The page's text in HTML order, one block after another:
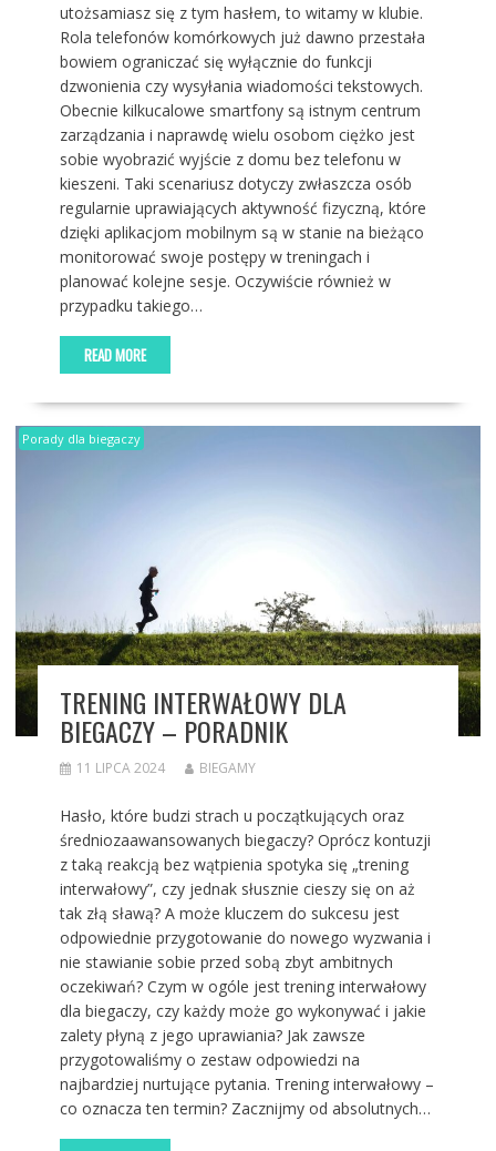
utożsamiasz się z tym hasłem, to witamy w klubie.
Rola telefonów komórkowych już dawno przestała
bowiem ograniczać się wyłącznie do funkcji
dzwonienia czy wysyłania wiadomości tekstowych.
Obecnie kilkucalowe smartfony są istnym centrum
zarządzania i naprawdę wielu osobom ciężko jest
sobie wyobrazić wyjście z domu bez telefonu w
kieszeni. Taki scenariusz dotyczy zwłaszcza osób
regularnie uprawiających aktywność fizyczną, które
dzięki aplikacjom mobilnym są w stanie na bieżąco
monitorować swoje postępy w treningach i
planować kolejne sesje. Oczywiście również w
przypadku takiego…
READ MORE
Porady dla biegaczy
TRENING INTERWAŁOWY DLA
BIEGACZY – PORADNIK
11 LIPCA 2024 BIEGAMY
Hasło, które budzi strach u początkujących oraz
średniozaawansowanych biegaczy? Oprócz kontuzji
z taką reakcją bez wątpienia spotyka się „trening
interwałowy”, czy jednak słusznie cieszy się on aż
tak złą sławą? A może kluczem do sukcesu jest
odpowiednie przygotowanie do nowego wyzwania i
nie stawianie sobie przed sobą zbyt ambitnych
oczekiwań? Czym w ogóle jest trening interwałowy
dla biegaczy, czy każdy może go wykonywać i jakie
zalety płyną z jego uprawiania? Jak zawsze
przygotowaliśmy o zestaw odpowiedzi na
najbardziej nurtujące pytania. Trening interwałowy –
co oznacza ten termin? Zacznijmy od absolutnych…